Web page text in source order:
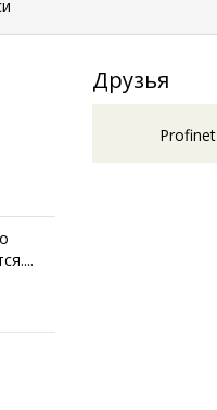
Друзья
Profinet